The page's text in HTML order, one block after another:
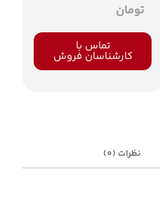
تومان
تماس با
کارشناسان فروش
نظرات (0)